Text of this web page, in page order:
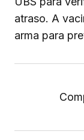
atraso. A
arma para